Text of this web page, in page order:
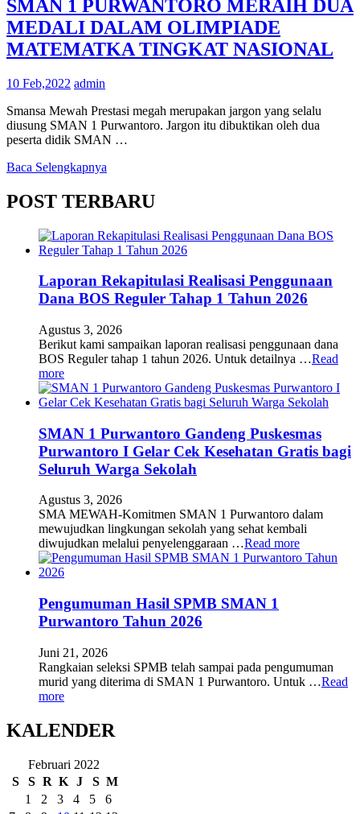
SMAN 1 PURWANTORO MERAIH DUA
MEDALI DALAM OLIMPIADE
MATEMATKA TINGKAT NASIONAL
10 Feb,2022 admin
Smansa Mewah Prestasi megah merupakan jargon yang selalu
diusung SMAN 1 Purwantoro. Jargon itu dibuktikan oleh dua
peserta didik SMAN …
Baca Selengkapnya
POST TERBARU
Laporan Rekapitulasi Realisasi Penggunaan
Dana BOS Reguler Tahap 1 Tahun 2026
Agustus 3, 2026
Berikut kami sampaikan laporan realisasi penggunaan dana
BOS Reguler tahap 1 tahun 2026. Untuk detailnya …Read
more
SMAN 1 Purwantoro Gandeng Puskesmas
Purwantoro I Gelar Cek Kesehatan Gratis bagi
Seluruh Warga Sekolah
Agustus 3, 2026
SMA MEWAH-Komitmen SMAN 1 Purwantoro dalam
mewujudkan lingkungan sekolah yang sehat kembali
diwujudkan melalui penyelenggaraan …Read more
Pengumuman Hasil SPMB SMAN 1
Purwantoro Tahun 2026
Juni 21, 2026
Rangkaian seleksi SPMB telah sampai pada pengumuman
murid yang diterima di SMAN 1 Purwantoro. Untuk …Read
more
KALENDER
Februari 2022
S
S R K J S M
1
2 3 4 5
6